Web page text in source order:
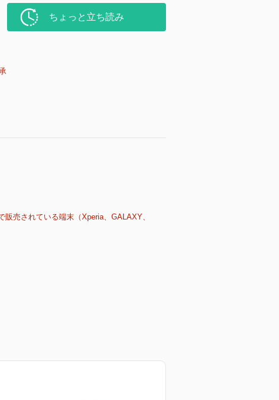
ちょっと立ち読み
売されている端末（Xperia、GALAXY、